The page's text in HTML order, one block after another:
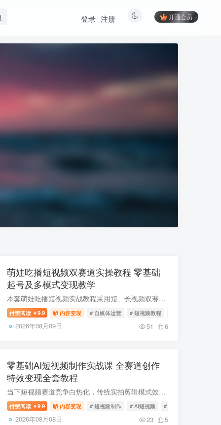
开通会员
登录 注册
萌娃吃播短视频双赛道实操教程 零基础
起号及多模式变现教学
本套萌娃吃播短视频实战教程采用短、长视频双赛道教学模式，搭配视频实操演示+文字文档精细化讲解的配套学习方式，从零拆解萌娃吃播账号全套制作、运营逻辑，覆盖素材获取、剪辑制作、账号运营...
付费阅读 ￥9.9 内容变现 # 自媒体运营 # 短视频教程
2026年08月09日 51 6
零基础AI短视频制作实战课 全赛道创作
特效变现全套教程
当下短视频赛道竞争白热化，传统实拍剪辑模式效率低、内容同质化严重，不少新手创作者、副业从业者、小微商家普遍面临内容无流量、变现渠道窄等难题。本套AI视频全能实战课覆盖全赛道创作玩法，...
付费阅读 ￥9.9 内容变现 # 短视频制作 # AI短视频 # 账号运营
2026年08月08日 23 5